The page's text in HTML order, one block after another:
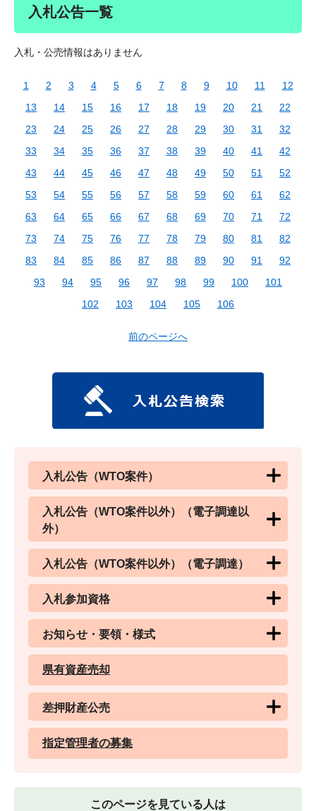
入札公告一覧
入札・公売情報はありません
1 2 3 4 5 6 7 8 9 10 11
12
13
14 15 16 17 18 19 20 21
22
23
24 25 26 27 28 29 30 31
32
33
34 35 36 37 38 39 40 41
42
43
44 45 46 47 48 49 50 51
52
53
54 55 56 57 58 59 60 61
62
63
64 65 66 67 68 69 70 71
72
73
74 75 76 77 78 79 80 81
82
83
84 85 86 87 88 89 90 91
92
93
94 95 96 97 98 99 100
101
102
103 104 105 106
前のページへ
入札公告（WTO案件）
入札公告（WTO案件以外）（電子調達以
外）
入札公告（WTO案件以外）（電子調達）
入札参加資格
お知らせ・要領・様式
県有資産売却
差押財産公売
指定管理者の募集
このページを見ている人は